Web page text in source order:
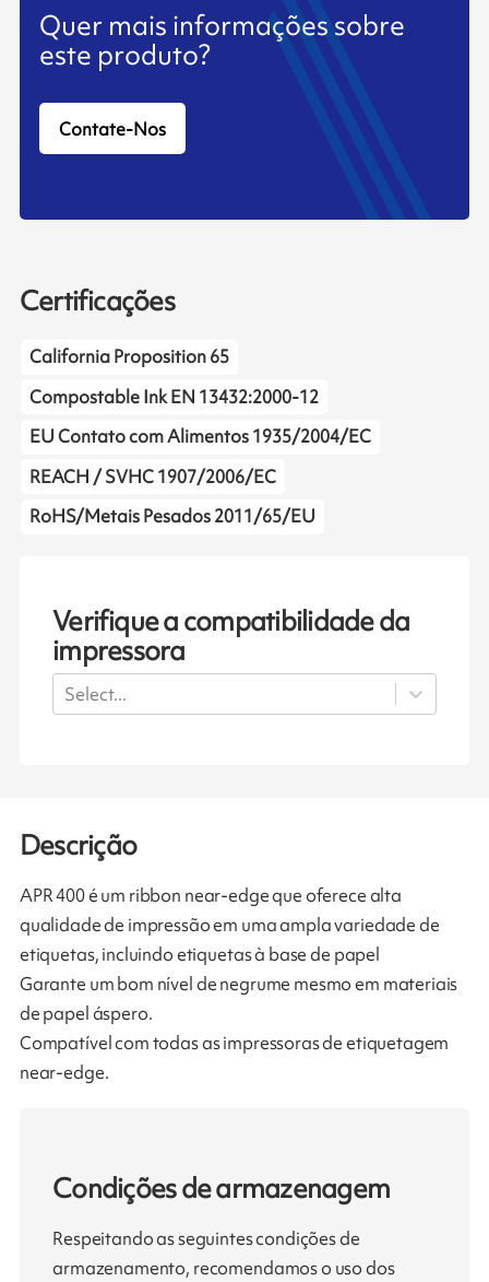
Quer mais informações sobre
este produto?
Contate-Nos
Certificações
California Proposition 65
Compostable Ink EN 13432:2000-12
EU Contato com Alimentos 1935/2004/EC
REACH / SVHC 1907/2006/EC
RoHS/Metais Pesados 2011/65/EU
Verifique a compatibilidade da
impressora
Select...
Descrição
APR 400 é um ribbon near-edge que oferece alta
qualidade de impressão em uma ampla variedade de
etiquetas, incluindo etiquetas à base de papel
Garante um bom nível de negrume mesmo em materiais
de papel áspero.
Compatível com todas as impressoras de etiquetagem
near-edge.
Condições de armazenagem
Respeitando as seguintes condições de
armazenamento, recomendamos o uso dos